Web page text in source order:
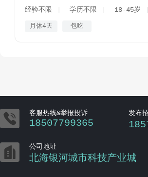
经验不限 学历不限 18-45岁
月休4天 包吃
 客服热线&举报投诉
18507799365
发布
 公司地址
北海银河城市科技产业城